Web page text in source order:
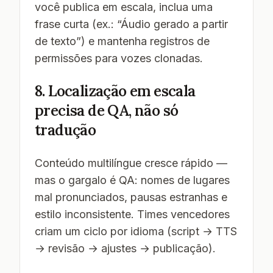
você publica em escala, inclua uma
frase curta (ex.: “Áudio gerado a partir
de texto”) e mantenha registros de
permissões para vozes clonadas.
8. Localização em escala
precisa de QA, não só
tradução
Conteúdo multilíngue cresce rápido —
mas o gargalo é QA: nomes de lugares
mal pronunciados, pausas estranhas e
estilo inconsistente. Times vencedores
criam um ciclo por idioma (script → TTS
→ revisão → ajustes → publicação).